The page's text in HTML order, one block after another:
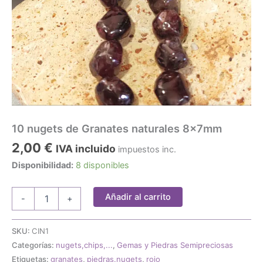
10 nugets de Granates naturales 8x7mm
2,00 € IVA incluido impuestos inc.
Disponibilidad: 8 disponibles
-
Granates
naturales
8x7mm
+ Añadir al carrito
SKU: CIN1
Categorías: nugets,chips,..., Gemas y Piedras Semipreciosas
Etiquetas: granates, piedras.nugets, rojo